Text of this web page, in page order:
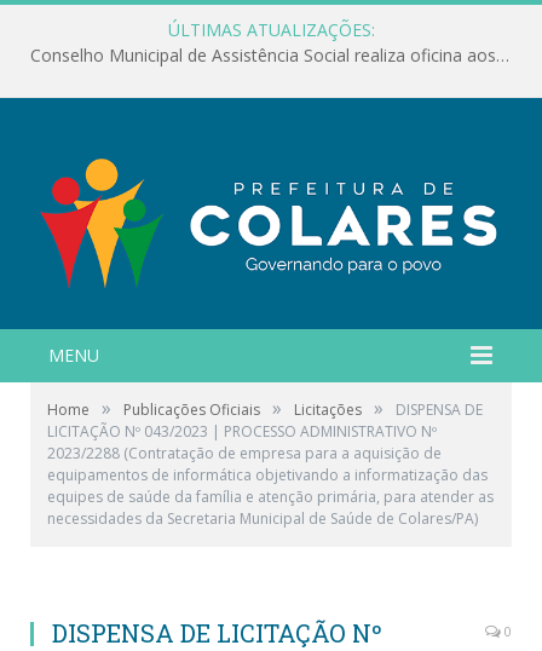
ÚLTIMAS ATUALIZAÇÕES:
Conselho Municipal de Assistência Social realiza oficina aos servidores
MENU
Home » Publicações Oficiais » Licitações »
DISPENSA DE
LICITAÇÃO Nº 043/2023 | PROCESSO ADMINISTRATIVO Nº
2023/2288 (Contratação de empresa para a aquisição de
equipamentos de informática objetivando a informatização das
equipes de saúde da família e atenção primária, para atender as
necessidades da Secretaria Municipal de Saúde de Colares/PA)
DISPENSA DE LICITAÇÃO Nº
0